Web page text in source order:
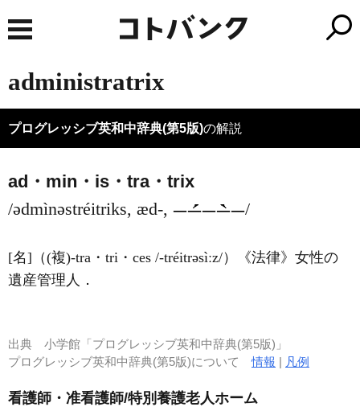
administratrix
プログレッシブ英和中辞典(第5版)の解説
ad・min・is・tra・trix
/ədmìnəstréitriks, æd-, /
[名] （(複)-tra・tri・ces /-tréitrəsìːz/） 《法律》 女性の
遺産管理人 ．
出典 小学館「プログレッシブ英和中辞典(第5版)」
プログレッシブ英和中辞典(第5版)について情報 | 凡例
看護師・准看護師/特別養護老人ホーム